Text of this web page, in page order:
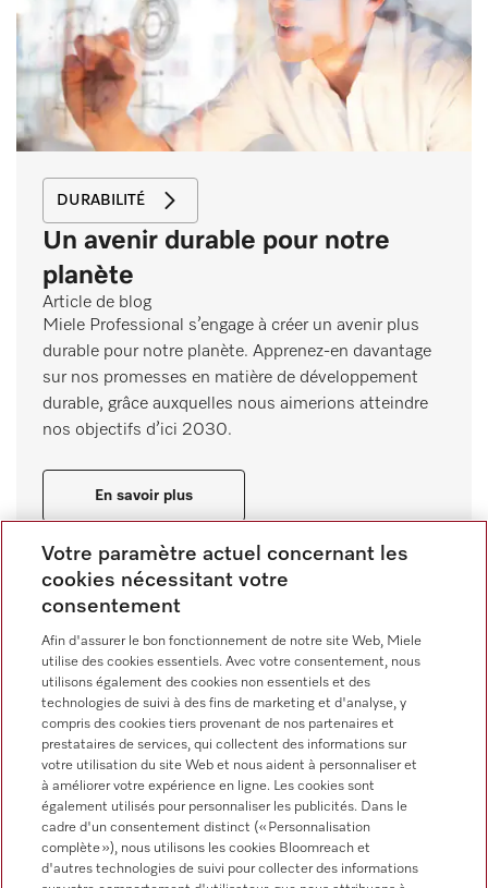
DURABILITÉ
Un avenir durable pour notre
planète
Article de blog
Miele Professional s’engage à créer un avenir plus
durable pour notre planète. Apprenez-en davantage
sur nos promesses en matière de développement
durable, grâce auxquelles nous aimerions atteindre
nos objectifs d’ici 2030.
En savoir plus
Recherchez-vous des conseils
Votre paramètre actuel concernant les
cookies nécessitant votre
consentement
Afin d'assurer le bon fonctionnement de notre site Web, Miele
utilise des cookies essentiels. Avec votre consentement, nous
utilisons également des cookies non essentiels et des
technologies de suivi à des fins de marketing et d'analyse, y
compris des cookies tiers provenant de nos partenaires et
prestataires de services, qui collectent des informations sur
votre utilisation du site Web et nous aident à personnaliser et
à améliorer votre expérience en ligne. Les cookies sont
également utilisés pour personnaliser les publicités. Dans le
cadre d'un consentement distinct (« Personnalisation
complète »), nous utilisons les cookies Bloomreach et
d'autres technologies de suivi pour collecter des informations